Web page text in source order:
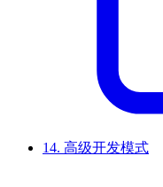
14. 高级开发模式